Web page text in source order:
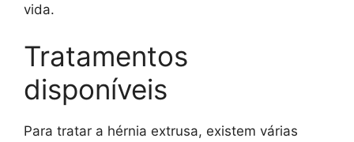
vida.
Tratamentos
disponíveis
Para tratar a hérnia extrusa, existem várias